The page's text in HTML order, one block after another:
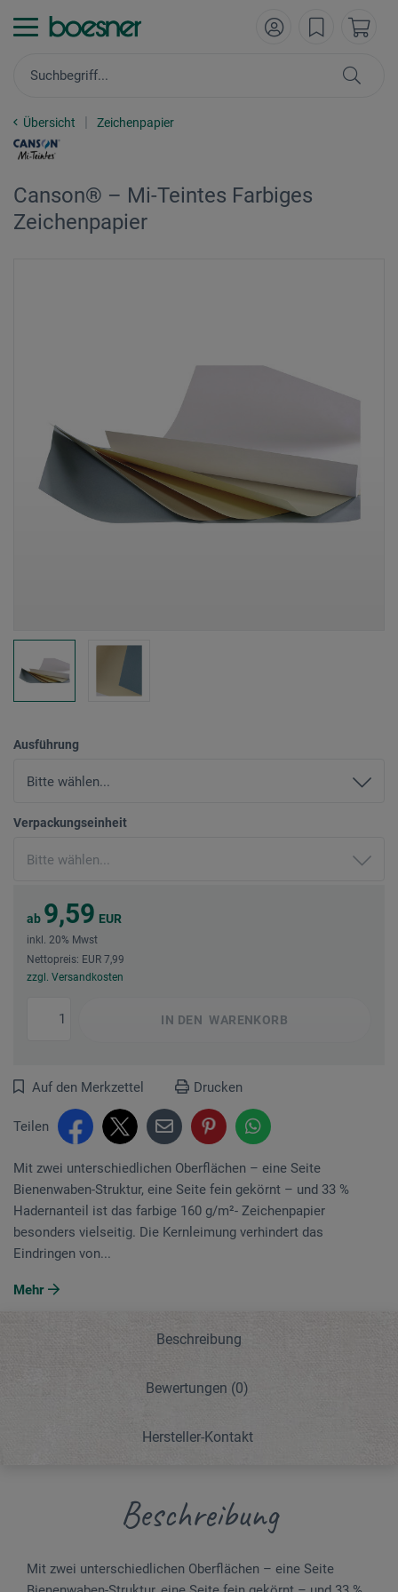
Übersicht Zeichenpapier
Canson® – Mi-Teintes Farbiges
Zeichenpapier
Ausführung
Verpackungseinheit
ab 9,59 EUR
inkl. 20% Mwst
Nettopreis: EUR 7,99
zzgl. Versandkosten
IN DEN WARENKORB
Auf den Merkzettel Drucken
Teilen
Mit zwei unterschiedlichen Oberflächen – eine Seite
Bienenwaben-Struktur, eine Seite fein gekörnt – und 33 %
Hadernanteil ist das farbige 160 g/m²- Zeichenpapier
besonders vielseitig. Die Kernleimung verhindert das
Eindringen von...
Mehr
Beschreibung
Bewertungen (0)
Hersteller-Kontakt
Beschreibung
Mit zwei unterschiedlichen Oberflächen – eine Seite